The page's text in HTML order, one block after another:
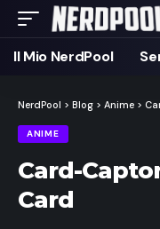
Il Mio NerdPool
NerdPool > Blog > Anime >
ANIME
Card-
Card